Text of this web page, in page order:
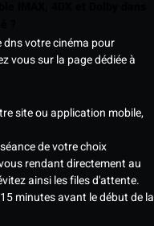
votre cinéma pour
vous sur la page dédiée à
site ou application mobile,
de votre choix
rendant directement au
ainsi les files d'attente.
minutes avant le début de la